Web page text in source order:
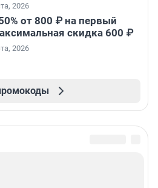
2026
от 800 ₽ на первый
скидка 600 ₽
2026